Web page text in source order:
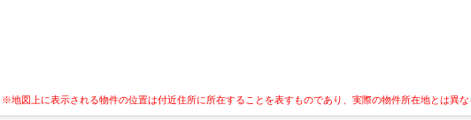
※地図上に表示される物件の位置は付近住所に所在することを表すものであり、実際の物件所在地とは異な